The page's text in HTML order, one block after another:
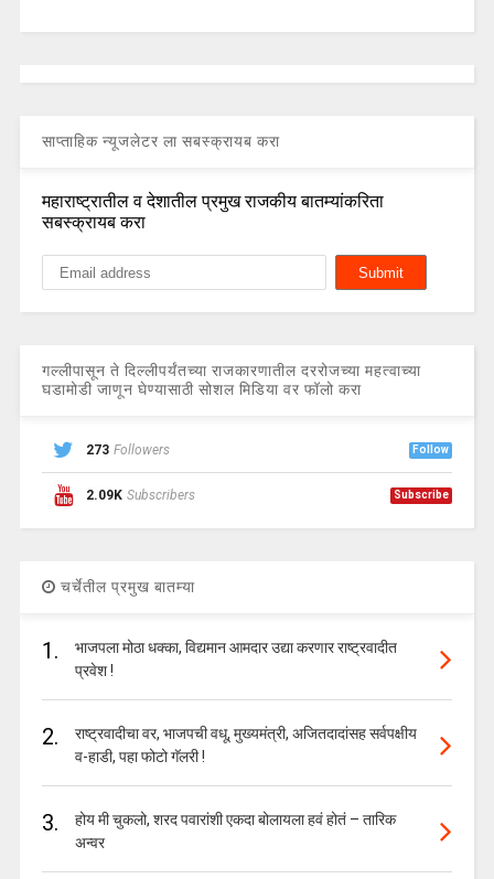
साप्ताहिक न्यूजलेटर ला सबस्क्रायब करा
महाराष्ट्रातील व देशातील प्रमुख राजकीय बातम्यांकरिता
सबस्क्रायब करा
गल्लीपासून ते दिल्लीपर्यंतच्या राजकारणातील दररोजच्या महत्वाच्या
घडामोडी जाणून घेण्यासाठी सोशल मिडिया वर फॉलो करा
273 Followers Follow
2.09K Subscribers Subscribe
चर्चेतील प्रमुख बातम्या
1.
भाजपला मोठा धक्का, विद्यमान आमदार उद्या करणार राष्ट्रवादीत
प्रवेश !
2.
राष्ट्रवादीचा वर, भाजपची वधू, मुख्यमंत्री, अजितदादांसह सर्वपक्षीय
व-हाडी, पहा फोटो गॅलरी !
3.
होय मी चुकलो, शरद पवारांशी एकदा बोलायला हवं होतं – तारिक
अन्वर